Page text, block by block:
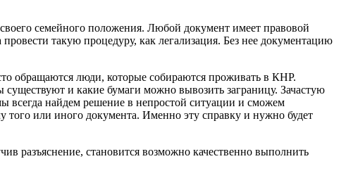
своего семейного положения. Любой документ имеет правовой
такую процедуру, как легализация. Без нее документацию
обращаются люди, которые собираются проживать в КНР.
и какие бумаги можно вывозить заграницу. Зачастую
всегда найдем решение в непростой ситуации и сможем
того или иного документа. Именно эту справку и нужно будет
разъяснение, становится возможно качественно выполнить